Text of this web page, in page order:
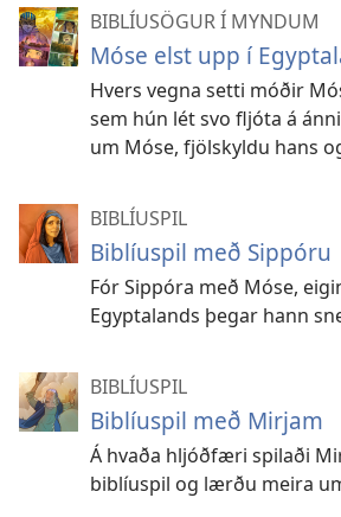
BIBLÍUSÖGUR Í MYNDUM
Móse elst upp í
Hvers vegna setti móðir
sem hún lét svo fljóta á
um Móse, fjölskyldu hans
BIBLÍUSPIL
Biblíuspil með Sippóru
Fór Sippóra með Móse,
Egyptalands þegar hann
BIBLÍUSPIL
Biblíuspil með Mirjam
Á hvaða hljóðfæri spilaði
biblíuspil og lærðu meira